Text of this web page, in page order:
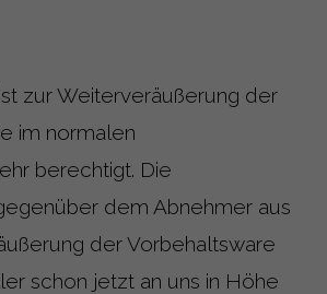
zur Weiterveräußerung der
im normalen
berechtigt. Die
dem Abnehmer aus
der Vorbehaltsware
schon jetzt an uns in Höhe